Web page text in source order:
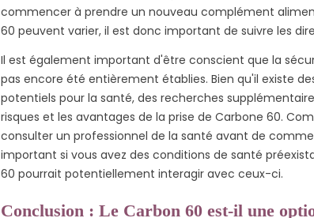
commencer à prendre un nouveau complément
60 peuvent varier, il est donc important de suivre les
Il est également important d'être conscient que la
pas encore été entièrement établies. Bien qu'il existe
potentiels pour la santé, des recherches
risques et les avantages de la prise de Carbone 60.
consulter un professionnel de la santé avant de
important si vous avez des conditions de santé
60 pourrait potentiellement interagir avec ceux-ci.
Conclusion : Le Carbon 60 est-il une